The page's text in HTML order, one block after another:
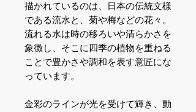
描かれているのは、日本の伝統文様
である流水と、菊や梅などの花々。
流れる水は時の移ろいや清らかさを
象徴し、そこに四季の植物を重ねる
ことで豊かさや調和を表す意匠にな
っています。
金彩のラインが光を受けて輝き、動